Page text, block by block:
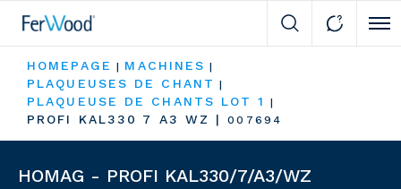
HOMEPAGE | MACHINES |
PLAQUEUSES DE CHANT |
PLAQUEUSE DE CHANTS LOT 1 |
PROFI KAL330 7 A3 WZ |007694
HOMAG - PROFI KAL330/7/A3/WZ